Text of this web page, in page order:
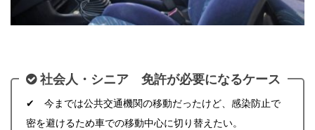
社会人・シニア 免許が必要になるケース
✔ 今までは公共交通機関の移動だったけど、感染防止で
密を避けるため車での移動中心に切り替えたい。